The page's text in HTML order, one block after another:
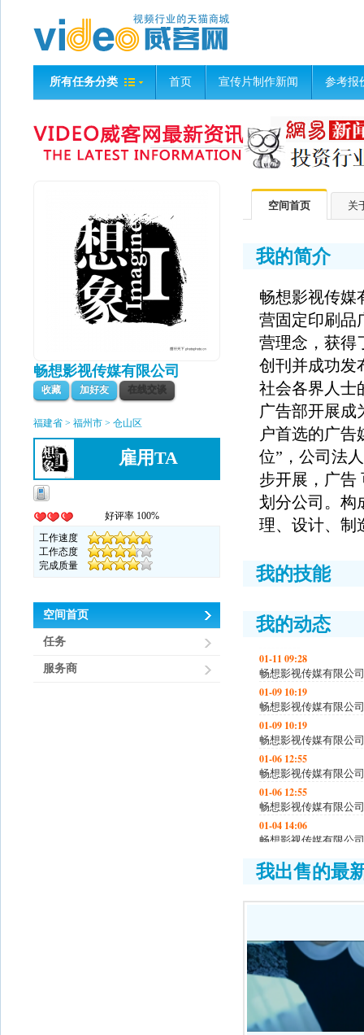
所有任务分类 首页 宣传片制作新闻 参考报
畅想影视传媒有限公司
收藏 加好友 在线交谈
福建省 > 福州市 > 仓山区
雇用TA
好评率 100%
工作速度
工作态度
完成质量
空间首页
任务
服务商
空间首页 关
我的简介
畅想影视传媒
营固定印刷品
营理念，获得
创刊并成功发
社会各界人士
广告部开展成
户首选的广告
位”，公司法
步开展，广告
划分公司。构
理、设计、制
我的技能
我的动态
01-11 09:28
畅想影视传媒有限公司
01-09 10:19
畅想影视传媒有限公司
01-09 10:19
畅想影视传媒有限公司
01-06 12:55
畅想影视传媒有限公司
01-06 12:55
畅想影视传媒有限公司
01-04 14:06
畅想影视传媒有限公司
畅想影视传媒有限公司
畅想影视传媒有限公司
12-30 16:39
畅想影视传媒有限公司
12-30 13:41
畅想影视传媒有限公司
12-30 13:41
我出售的最